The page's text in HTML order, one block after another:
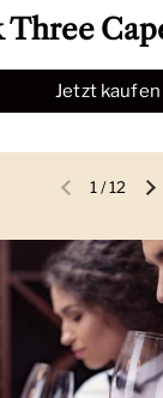
Jetzt kaufen
Vorherige
1/12